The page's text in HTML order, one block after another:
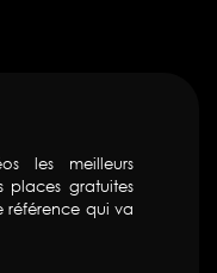
les meilleurs
places gratuites
référence qui va